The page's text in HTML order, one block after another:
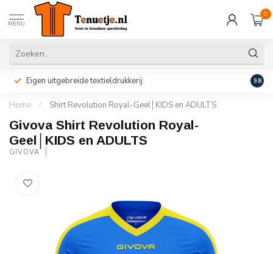
MENU
0
Eigen uitgebreide textieldrukkerij 9.8
Home / Shirt Revolution Royal-Geel│KIDS en ADULTS
Givova Shirt Revolution Royal-
Geel│KIDS en ADULTS
GIVOVA